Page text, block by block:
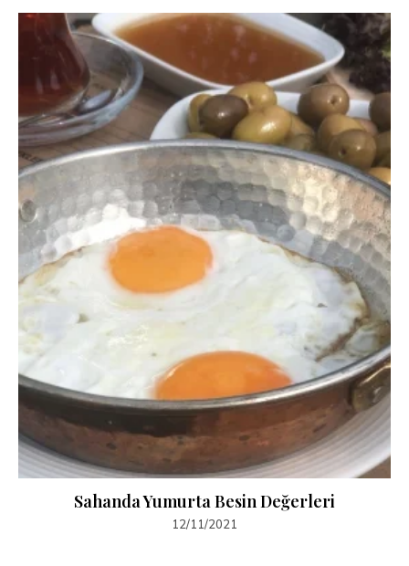
Sahanda Yumurta Besin Değerleri
12/11/2021